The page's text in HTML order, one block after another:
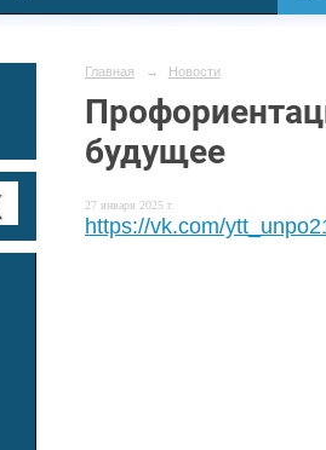
Главная → Новости
будущее
27 января 2025 г.
https://vk.com/